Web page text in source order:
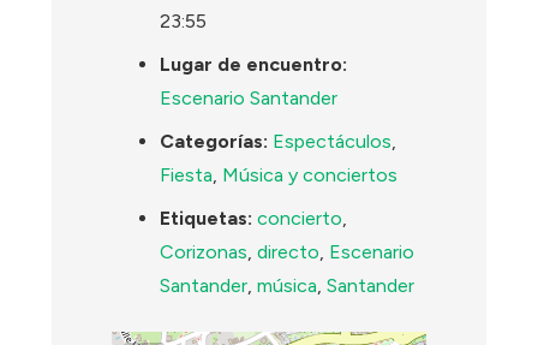
23:55
Lugar de encuentro:
Escenario Santander
Categorías: Espectáculos
Fiesta Música y conciertos
Etiquetas: concierto
Corizonas ,directo Escenario
Santander ,música ,Santander